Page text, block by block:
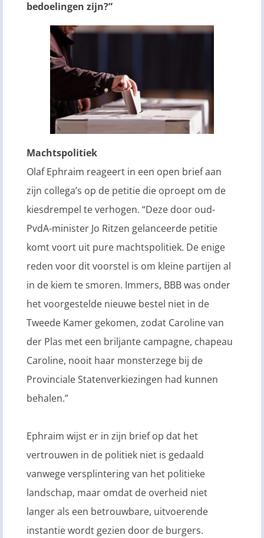
bedoelingen zijn?”
Machtspolitiek
Olaf Ephraim reageert in een open brief aan
zijn collega’s op de petitie die oproept om de
kiesdrempel te verhogen. “Deze door oud-
PvdA-minister Jo Ritzen gelanceerde petitie
komt voort uit pure machtspolitiek. De enige
reden voor dit voorstel is om kleine partijen al
in de kiem te smoren. Immers, BBB was onder
het voorgestelde nieuwe bestel niet in de
Tweede Kamer gekomen, zodat Caroline van
der Plas met een briljante campagne, chapeau
Caroline, nooit haar monsterzege bij de
Provinciale Statenverkiezingen had kunnen
behalen.”
Ephraim wijst er in zijn brief op dat het
vertrouwen in de politiek niet is gedaald
vanwege versplintering van het politieke
landschap, maar omdat de overheid niet
langer als een betrouwbare, uitvoerende
instantie wordt gezien door de burgers.